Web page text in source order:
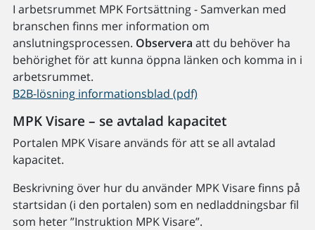
I arbetsrummet MPK Fortsättning - Samverkan med
branschen finns mer information om
anslutningsprocessen. Observera att du behöver ha
behörighet för att kunna öppna länken och komma in i
arbetsrummet.
B2B-lösning informationsblad (pdf)
MPK Visare – se avtalad kapacitet
Portalen MPK Visare används för att se all avtalad
kapacitet.
Beskrivning över hur du använder MPK Visare finns på
startsidan (i den portalen) som en nedladdningsbar fil
som heter ”Instruktion MPK Visare”.